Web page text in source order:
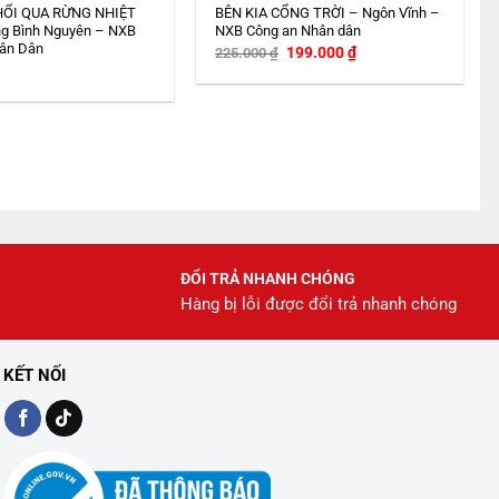
QUA RỪNG NHIỆT
Bình Nguyên – NXB
Dân
BÊN KIA CỔNG TRỜI – Ngôn Vĩnh –
NXB Công an Nhân dân
225.000₫ Giá
là:
199.000₫Giá
hiện
tại
ĐỔI TRẢ NHANH CHÓNG
Hàng bị lỗi được đổi trả nhanh chóng
KẾT NỐI